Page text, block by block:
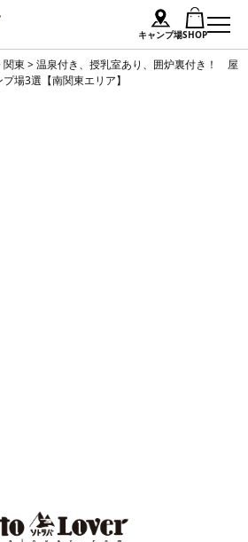
キャンプ場SHOP
関東 >温泉付き、授乳室あり、囲炉裏付き！ 屋
場3選【南関東エリア】